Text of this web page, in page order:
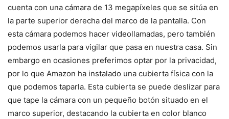
cuenta con una cámara de 13 megapíxeles que se sitúa en
la parte superior derecha del marco de la pantalla. Con
esta cámara podemos hacer videollamadas, pero también
podemos usarla para vigilar que pasa en nuestra casa. Sin
embargo en ocasiones preferimos optar por la privacidad,
por lo que Amazon ha instalado una cubierta física con la
que podemos taparla. Esta cubierta se puede deslizar para
que tape la cámara con un pequeño botón situado en el
marco superior, destacando la cubierta en color blanco